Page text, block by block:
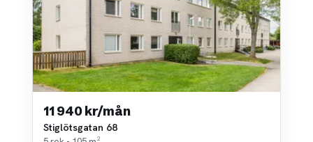
11 940 kr/mån
Stiglötsgatan 68